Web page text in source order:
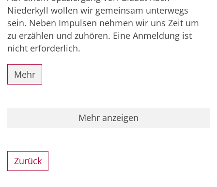
Niederkyll wollen wir gemeinsam unterwegs
sein. Neben Impulsen nehmen wir uns Zeit um
zu erzählen und zuhören. Eine Anmeldung ist
nicht erforderlich.
Mehr
Mehr anzeigen
Zurück